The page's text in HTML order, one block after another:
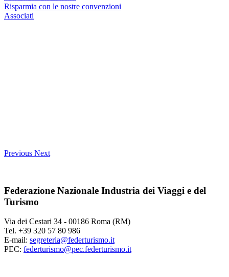
Risparmia con le nostre convenzioni
Associati
Previous Next
Federazione Nazionale Industria dei Viaggi e del
Turismo
Via dei Cestari 34 - 00186 Roma (RM)
Tel. +39 320 57 80 986
E-mail: segreteria@federturismo.it
PEC: federturismo@pec.federturismo.it